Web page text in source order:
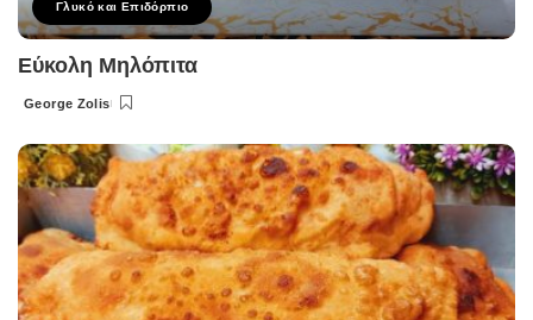
Γλυκό και Επιδόρπιο
Εύκολη Μηλόπιτα
Posted
George Zolis